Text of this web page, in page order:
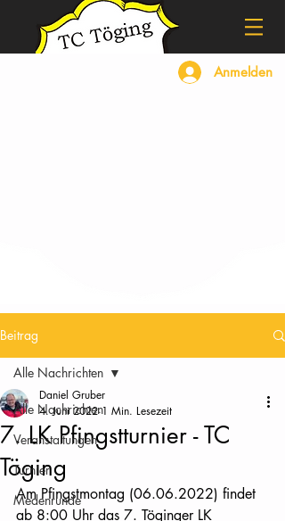
Anmelden
Beitrag
Alle Nachrichten
Veranstaltungen
Turnier
Medenrunde
Alle Nachrichten
7. LK Pfingstturnier - TC
Töging
Daniel Gruber
4. Juni 2022 1 Min. Lesezeit
Am Pfingstmontag (06.06.2022) findet
ab 8:00 Uhr das 7. Töginger LK